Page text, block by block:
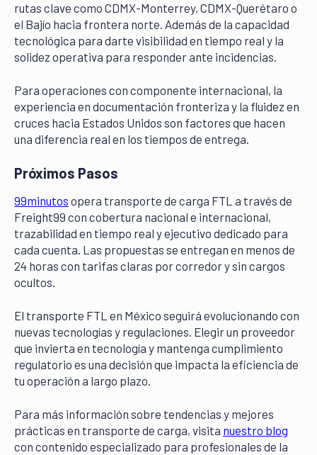
rutas clave como CDMX-Monterrey, CDMX-Querétaro o
el Bajío hacia frontera norte. Además de la capacidad
tecnológica para darte visibilidad en tiempo real y la
solidez operativa para responder ante incidencias.
Para operaciones con componente internacional, la
experiencia en documentación fronteriza y la fluidez en
cruces hacia Estados Unidos son factores que hacen
una diferencia real en los tiempos de entrega.
Próximos Pasos
99minutos opera transporte de carga FTL a través de
Freight99 con cobertura nacional e internacional,
trazabilidad en tiempo real y ejecutivo dedicado para
cada cuenta. Las propuestas se entregan en menos de
24 horas con tarifas claras por corredor y sin cargos
ocultos.
El transporte FTL en México seguirá evolucionando con
nuevas tecnologías y regulaciones. Elegir un proveedor
que invierta en tecnología y mantenga cumplimiento
regulatorio es una decisión que impacta la eficiencia de
tu operación a largo plazo.
Para más información sobre tendencias y mejores
prácticas en transporte de carga, visita nuestro blog
con contenido especializado para profesionales de la